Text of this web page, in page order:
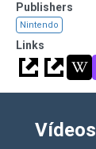
Publishers
Nintendo
Links
Vídeos